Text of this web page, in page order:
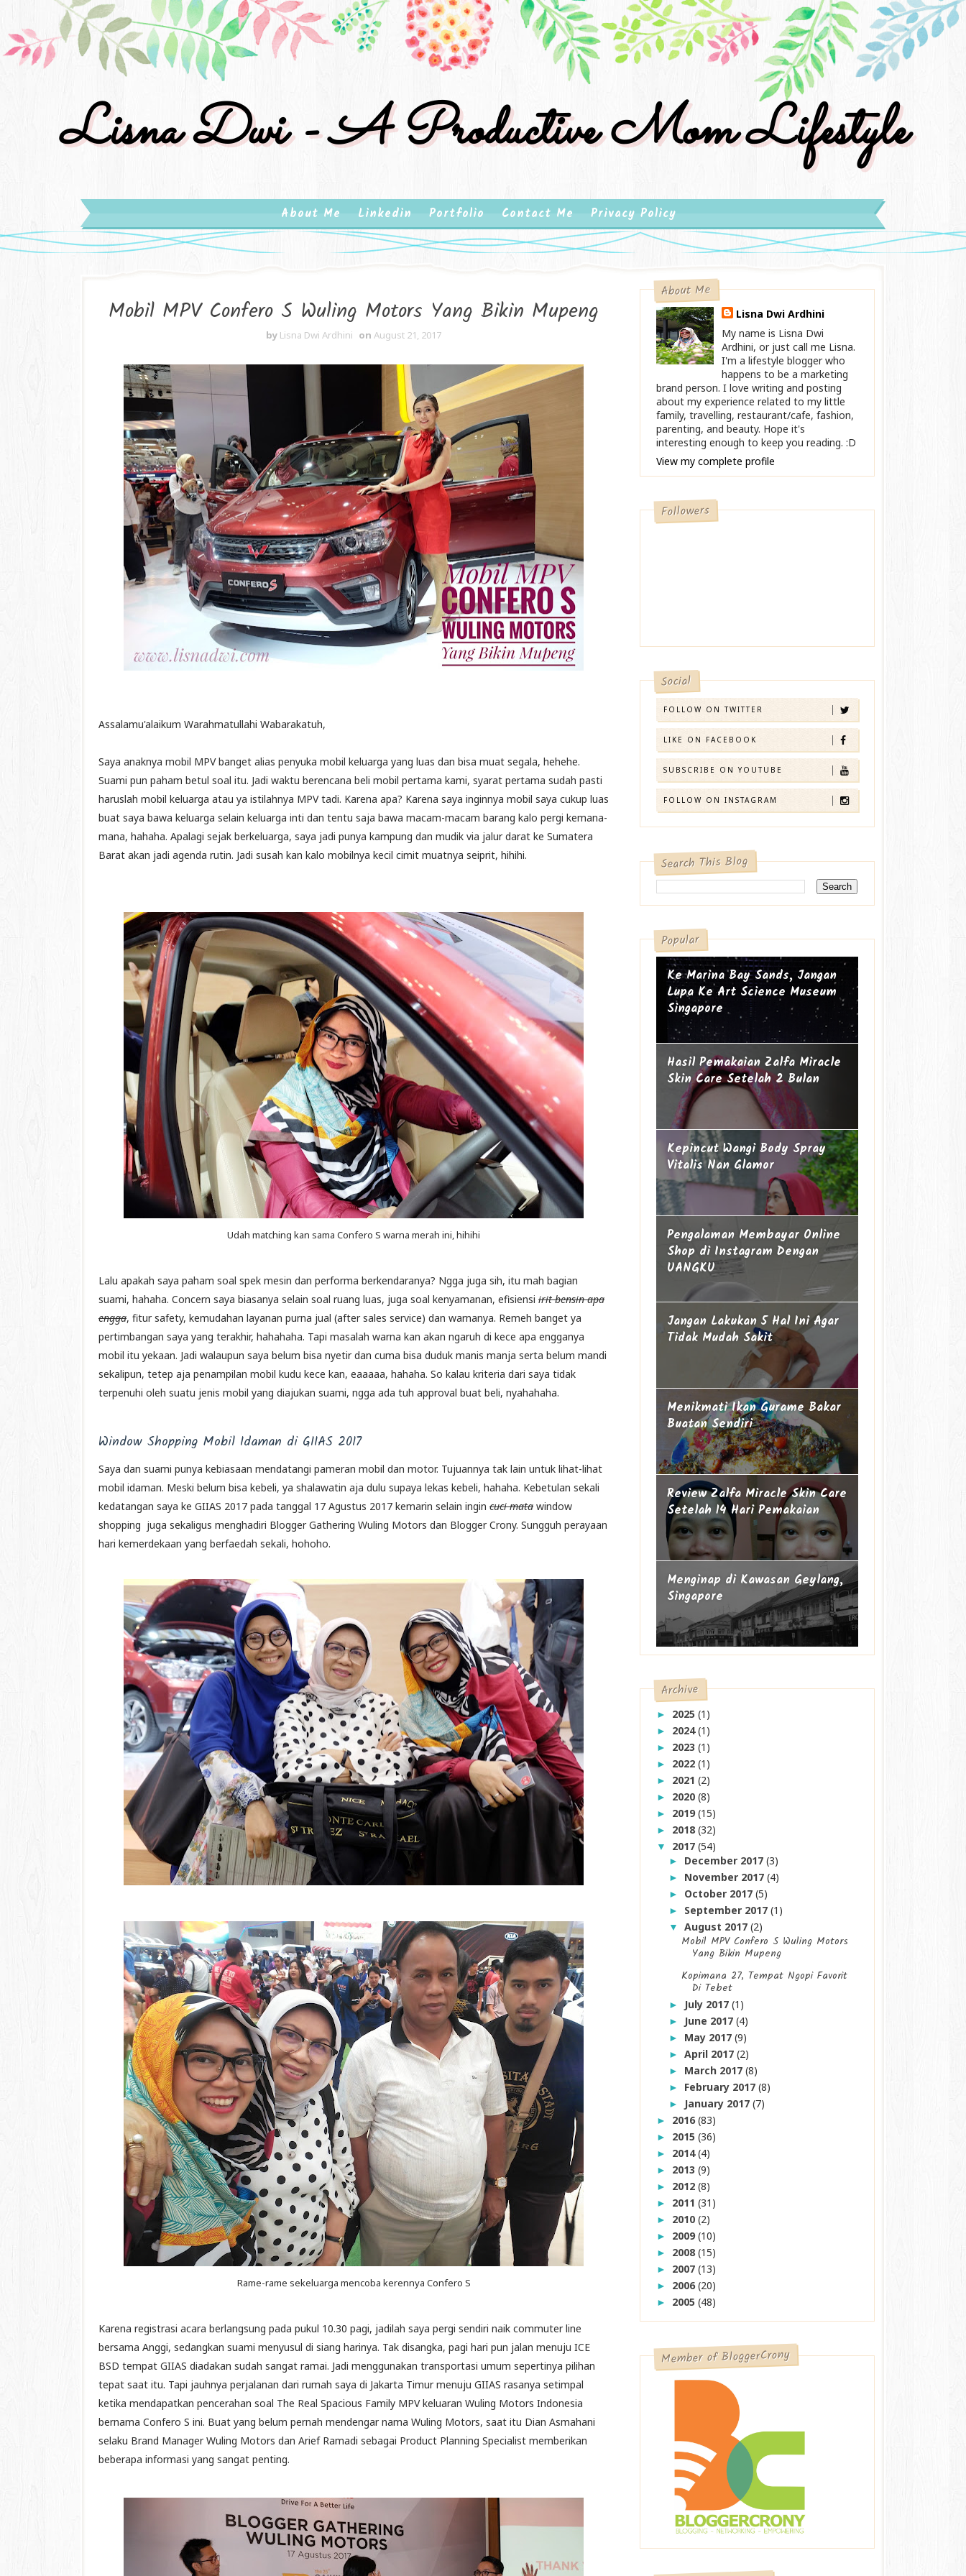
Lisna Dwi - A Productive Mom Lifestyle
About Me Linkedin Portfolio Contact Me Privacy Policy
Mobil MPV Confero S Wuling Motors Yang Bikin Mupeng
by Lisna Dwi Ardhini on August 21, 2017
Assalamu'alaikum Warahmatullahi Wabarakatuh,
Saya anaknya mobil MPV banget alias penyuka mobil keluarga yang luas dan bisa muat segala, hehehe.
Suami pun paham betul soal itu. Jadi waktu berencana beli mobil pertama kami, syarat pertama sudah pasti
haruslah mobil keluarga atau ya istilahnya MPV tadi. Karena apa? Karena saya inginnya mobil saya cukup luas
buat saya bawa keluarga selain keluarga inti dan tentu saja bawa macam-macam barang kalo pergi kemana-
mana, hahaha. Apalagi sejak berkeluarga, saya jadi punya kampung dan mudik via jalur darat ke Sumatera
Barat akan jadi agenda rutin. Jadi susah kan kalo mobilnya kecil cimit muatnya seiprit, hihihi.
Udah matching kan sama Confero S warna merah ini, hihihi
Lalu apakah saya paham soal spek mesin dan performa berkendaranya? Ngga juga sih, itu mah bagian
suami, hahaha. Concern saya biasanya selain soal ruang luas, juga soal kenyamanan, efisiensi irit bensin apa
engga, fitur safety, kemudahan layanan purna jual (after sales service) dan warnanya. Remeh banget ya
pertimbangan saya yang terakhir, hahahaha. Tapi masalah warna kan akan ngaruh di kece apa engganya
mobil itu yekaan. Jadi walaupun saya belum bisa nyetir dan cuma bisa duduk manis manja serta belum mandi
sekalipun, tetep aja penampilan mobil kudu kece kan, eaaaaa, hahaha. So kalau kriteria dari saya tidak
terpenuhi oleh suatu jenis mobil yang diajukan suami, ngga ada tuh approval buat beli, nyahahaha.
Window Shopping Mobil Idaman di GIIAS 2017
Saya dan suami punya kebiasaan mendatangi pameran mobil dan motor. Tujuannya tak lain untuk lihat-lihat
mobil idaman. Meski belum bisa kebeli, ya shalawatin aja dulu supaya lekas kebeli, hahaha. Kebetulan sekali
kedatangan saya ke GIIAS 2017 pada tanggal 17 Agustus 2017 kemarin selain ingin cuci mata window
shopping juga sekaligus menghadiri Blogger Gathering Wuling Motors dan Blogger Crony. Sungguh perayaan
hari kemerdekaan yang berfaedah sekali, hohoho.
Rame-rame sekeluarga mencoba kerennya Confero S
Karena registrasi acara berlangsung pada pukul 10.30 pagi, jadilah saya pergi sendiri naik commuter line
bersama Anggi, sedangkan suami menyusul di siang harinya. Tak disangka, pagi hari pun jalan menuju ICE
BSD tempat GIIAS diadakan sudah sangat ramai. Jadi menggunakan transportasi umum sepertinya pilihan
tepat saat itu. Tapi jauhnya perjalanan dari rumah saya di Jakarta Timur menuju GIIAS rasanya setimpal
ketika mendapatkan pencerahan soal The Real Spacious Family MPV keluaran Wuling Motors Indonesia
bernama Confero S ini. Buat yang belum pernah mendengar nama Wuling Motors, saat itu Dian Asmahani
selaku Brand Manager Wuling Motors dan Arief Ramadi sebagai Product Planning Specialist memberikan
beberapa informasi yang sangat penting.
About Me
Lisna Dwi Ardhini
My name is Lisna Dwi
Ardhini, or just call me Lisna.
I'm a lifestyle blogger who
happens to be a marketing
brand person. I love writing and posting
about my experience related to my little
family, travelling, restaurant/cafe, fashion,
parenting, and beauty. Hope it's
interesting enough to keep you reading. :D
View my complete profile
Followers
Social
FOLLOW ON TWITTER
LIKE ON FACEBOOK
SUBSCRIBE ON YOUTUBE
FOLLOW ON INSTAGRAM
Search This Blog
Popular
Ke Marina Bay Sands, Jangan
Lupa Ke Art Science Museum
Singapore
Hasil Pemakaian Zalfa Miracle
Skin Care Setelah 2 Bulan
Kepincut Wangi Body Spray
Vitalis Nan Glamor
Pengalaman Membayar Online
Shop di Instagram Dengan
UANGKU
Jangan Lakukan 5 Hal Ini Agar
Tidak Mudah Sakit
Menikmati Ikan Gurame Bakar
Buatan Sendiri
Review Zalfa Miracle Skin Care
Setelah 14 Hari Pemakaian
Menginap di Kawasan Geylang,
Singapore
Archive
► 2025(1)
► 2024(1)
► 2023(1)
► 2022(1)
► 2021(2)
► 2020(8)
► 2019(15)
► 2018(32)
▼ 2017(54)
► December 2017(3)
► November 2017(4)
► October 2017(5)
► September 2017(1)
▼August 2017(2)
Mobil MPV Confero S Wuling Motors
Yang Bikin Mupeng
Kopimana 27, Tempat Ngopi Favorit
Di Tebet
► July 2017(1)
► June 2017(4)
► May 2017(9)
►April 2017(2)
► March 2017(8)
► February 2017(8)
► January 2017(7)
► 2016(83)
► 2015(36)
► 2014(4)
► 2013(9)
► 2012(8)
► 2011(31)
► 2010(2)
► 2009(10)
► 2008(15)
► 2007(13)
► 2006(20)
► 2005(48)
Member of BloggerCrony